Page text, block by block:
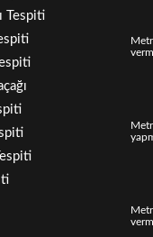
Tespiti